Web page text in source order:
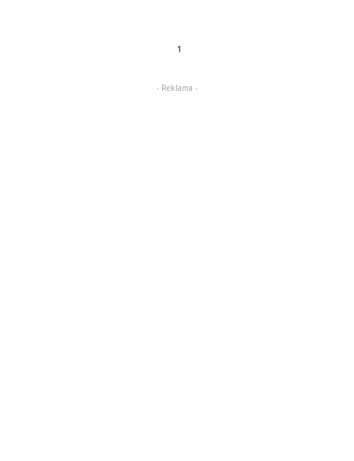
1
- Reklama -